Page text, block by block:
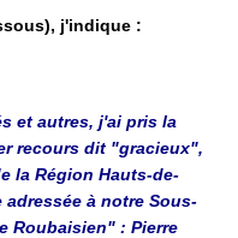
j'indique :
et autres, j'ai pris la
recours dit "gracieux",
la Région Hauts-de-
à notre Sous-
Roubaisien" : Pierre